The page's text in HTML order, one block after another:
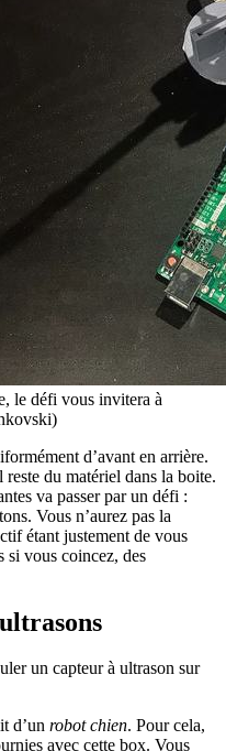
le défi vous invitera à
d’avant en arrière.
du matériel dans la boite.
va passer par un défi :
Vous n’aurez pas la
étant justement de vous
si vous coincez, des
un capteur à ultrason sur
d’un robot chien. Pour cela,
avec cette box. Vous